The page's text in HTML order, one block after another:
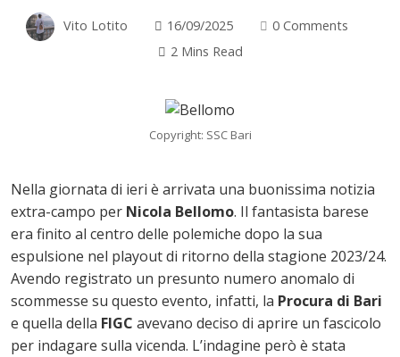
Vito Lotito 16/09/2025
0 Comments
2 Mins Read
Copyright: SSC Bari
Nella giornata di ieri è arrivata una buonissima notizia
extra-campo per Nicola Bellomo. Il fantasista barese
era finito al centro delle polemiche dopo la sua
espulsione nel playout di ritorno della stagione 2023/24.
Avendo registrato un presunto numero anomalo di
scommesse su questo evento, infatti, la Procura di Bari
e quella della FIGC avevano deciso di aprire un fascicolo
per indagare sulla vicenda. L’indagine però è stata